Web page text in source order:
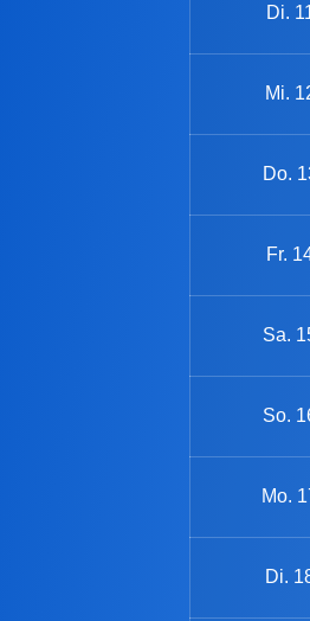
Di.
Mi.
Do.
Fr.
Sa.
So.
Mo.
Di.